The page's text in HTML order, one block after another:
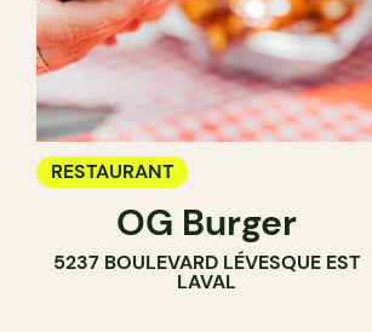
RESTAURANT
OG Burger
5237 BOULEVARD LÉVESQUE EST
LAVAL